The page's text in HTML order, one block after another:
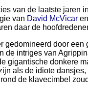
van de laatste jaren
van David McVicar
daar de
gedomineerd door
de intriges van
gigantische donkere
als de idiote
de klavecimbel